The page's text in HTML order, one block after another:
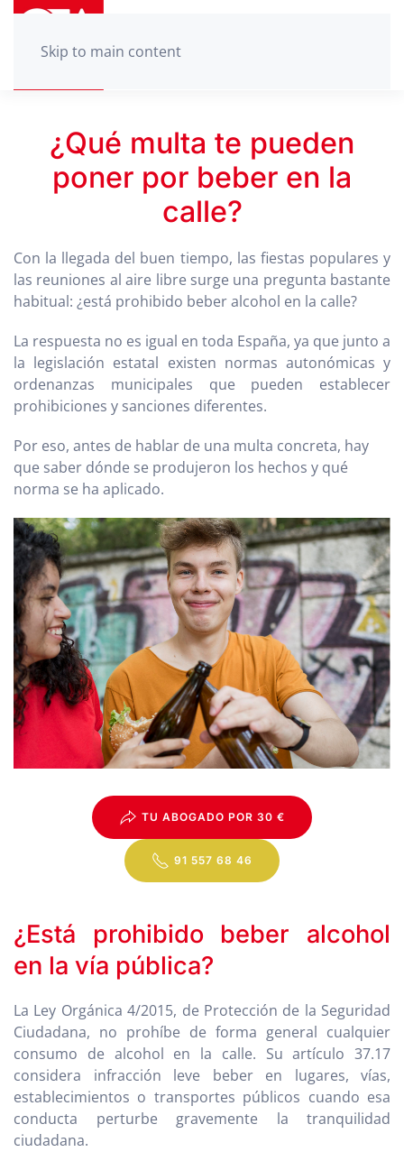
Skip to main content
¿Qué multa te pueden
poner por beber en la
calle?
Con la llegada del buen tiempo, las fiestas populares y
las reuniones al aire libre surge una pregunta bastante
habitual: ¿está prohibido beber alcohol en la calle?
La respuesta no es igual en toda España, ya que junto a
la legislación estatal existen normas autonómicas y
ordenanzas municipales que pueden establecer
prohibiciones y sanciones diferentes.
Por eso, antes de hablar de una multa concreta, hay
que saber dónde se produjeron los hechos y qué
norma se ha aplicado.
TU ABOGADO POR 30 €
91 557 68 46
¿Está prohibido beber alcohol
en la vía pública?
La Ley Orgánica 4/2015, de Protección de la Seguridad
Ciudadana, no prohíbe de forma general cualquier
consumo de alcohol en la calle. Su artículo 37.17
considera infracción leve beber en lugares, vías,
establecimientos o transportes públicos cuando esa
conducta perturbe gravemente la tranquilidad
ciudadana.